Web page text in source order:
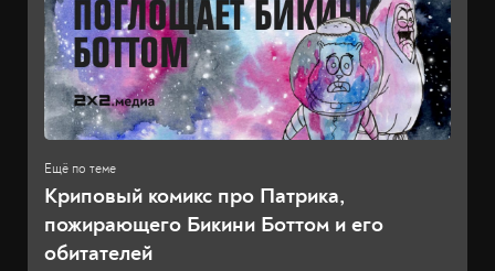
Криповый комикс про Патрика,
пожирающего Бикини Боттом и его
обитателей